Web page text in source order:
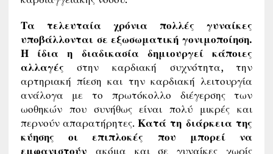
Τα τελευταία χρόνια πολλές γυναίκες
υποβάλλονται σε εξωσωματική γονιμοποίηση.
Η ίδια η διαδικασία δημιουργεί κάποιες
αλλαγές στην καρδιακή συχνότητα, την
αρτηριακή πίεση και την καρδιακή λειτουργία
ανάλογα με το πρωτόκολλο διέγερσης των
ωοθηκών που συνήθως είναι πολύ μικρές και
περνούν απαρατήρητες. Κατά τη διάρκεια της
κύησης οι επιπλοκές που μπορεί να
εμφανιστούν ακόμα και σε γυναίκες χωρίς